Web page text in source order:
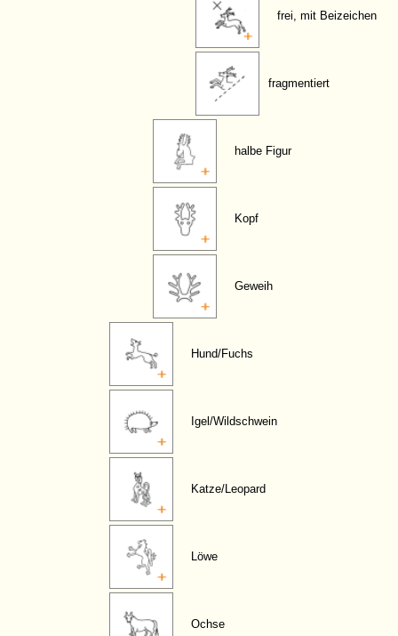
frei, mit Beizeichen
fragmentiert
halbe Figur
Kopf
Geweih
Hund/Fuchs
Igel/Wildschwein
Katze/Leopard
Löwe
Ochse